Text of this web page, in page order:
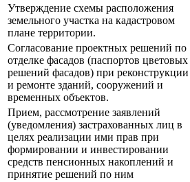
Утверждение схемы расположения
земельного участка на кадастровом
плане территории.
Согласование проектных решений по
отделке фасадов (паспортов цветовых
решений фасадов) при реконструкции
и ремонте зданий, сооружений и
временных объектов.
Прием, рассмотрение заявлений
(уведомления) застрахованных лиц в
целях реализации ими прав при
формировании и инвестировании
средств пенсионных накоплений и
принятие решений по ним